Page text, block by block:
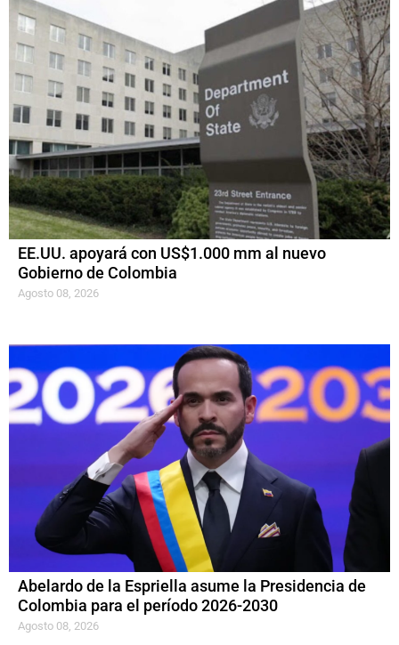
EE.UU. apoyará con US$1.000 mm al nuevo
Gobierno de Colombia
Agosto 08, 2026
Abelardo de la Espriella asume la Presidencia de
Colombia para el período 2026-2030
Agosto 08, 2026